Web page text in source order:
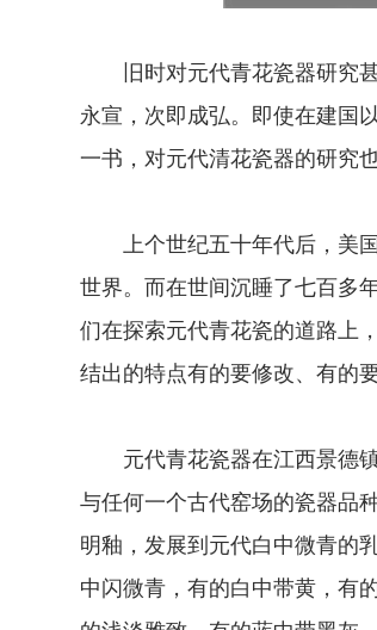
旧时对元代青花瓷器研究甚
永宣，次即成弘。即使在建国
一书，对元代清花瓷器的研究
上个世纪五十年代后，美国
世界。而在世间沉睡了七百多
们在探索元代青花瓷的道路上
结出的特点有的要修改、有的
元代青花瓷器在江西景德镇
与任何一个古代窑场的瓷器品
明釉，发展到元代白中微青的
中闪微青，有的白中带黄，有